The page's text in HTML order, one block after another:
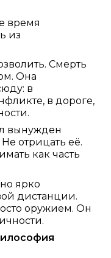
время
из
Смерть
Она
в
в дороге,
вынужден
отрицать её.
как часть
ярко
дистанции.
оружием. Он